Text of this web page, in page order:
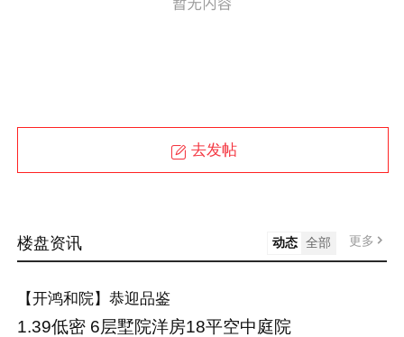
去发帖
楼盘资讯 动态 全部 更多
【开鸿和院】恭迎品鉴
1.39低密 6层墅院洋房18平空中庭院